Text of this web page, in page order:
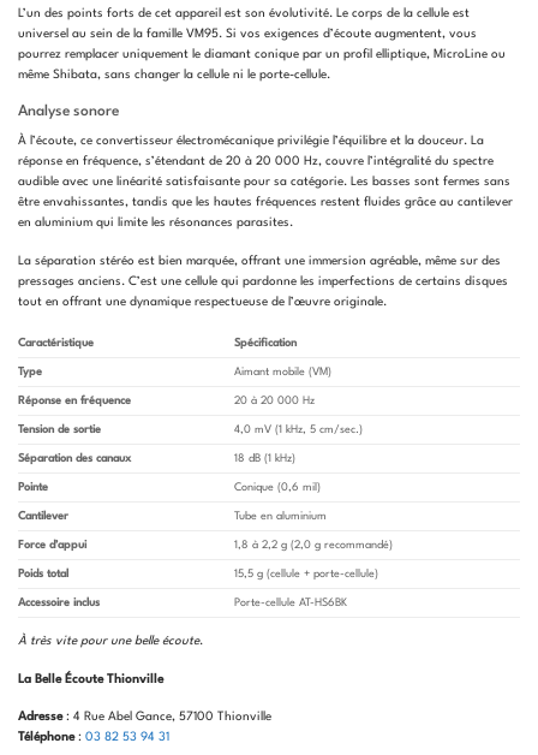
L’un des points forts de cet appareil est son évolutivité. Le corps de la cellule est
universel au sein de la famille VM95. Si vos exigences d’écoute augmentent, vous
pourrez remplacer uniquement le diamant conique par un profil elliptique, MicroLine ou
même Shibata, sans changer la cellule ni le porte-cellule.
Analyse sonore
À l’écoute, ce convertisseur électromécanique privilégie l’équilibre et la douceur. La
réponse en fréquence, s’étendant de 20 à 20 000 Hz, couvre l’intégralité du spectre
audible avec une linéarité satisfaisante pour sa catégorie. Les basses sont fermes sans
être envahissantes, tandis que les hautes fréquences restent fluides grâce au cantilever
en aluminium qui limite les résonances parasites.
La séparation stéréo est bien marquée, offrant une immersion agréable, même sur des
pressages anciens. C’est une cellule qui pardonne les imperfections de certains disques
tout en offrant une dynamique respectueuse de l’œuvre originale.
Caractéristique Spécification
Type Aimant mobile (VM)
Réponse en fréquence 20 à 20 000 Hz
Tension de sortie 4,0 mV (1 kHz, 5 cm/sec.)
Séparation des canaux 18 dB (1 kHz)
Pointe Conique (0,6 mil)
Cantilever Tube en aluminium
Force d’appui 1,8 à 2,2 g (2,0 g recommandé)
Poids total 15,5 g (cellule + porte-cellule)
Accessoire inclus Porte-cellule AT-HS6BK
À très vite pour une belle écoute.
La Belle Écoute Thionville
Adresse: 4 Rue Abel Gance, 57100 Thionville
Téléphone: 03 82 53 94 31